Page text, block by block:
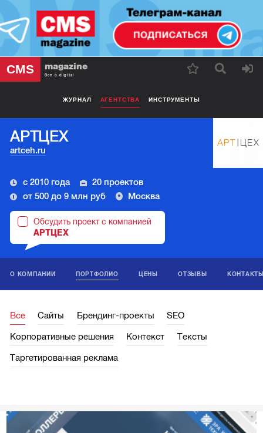
CMS magazine
Все о digital
ЖУРНАЛ АГЕНТСТВА ИНСТРУМЕНТЫ
АРТЦЕХ
artceh.ru
с 2010 года
20 проектов
от 500 до 9 млн руб
Москва
Обсудить проект с компанией
АРТЦЕХ
О КОМПАНИИ ПОРТФОЛИО ЦЕНЫ ОТЗЫВЫ
Все Сайты Брендинг-проекты SEO
Корпоративные решения Контекст Тексты
Таргетированная реклама